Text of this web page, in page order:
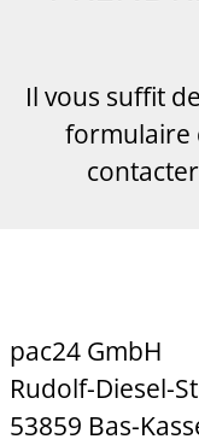
Il vous suffit
formulaire
pac24 GmbH
Rudolf-Diesel-
53859 Bas-